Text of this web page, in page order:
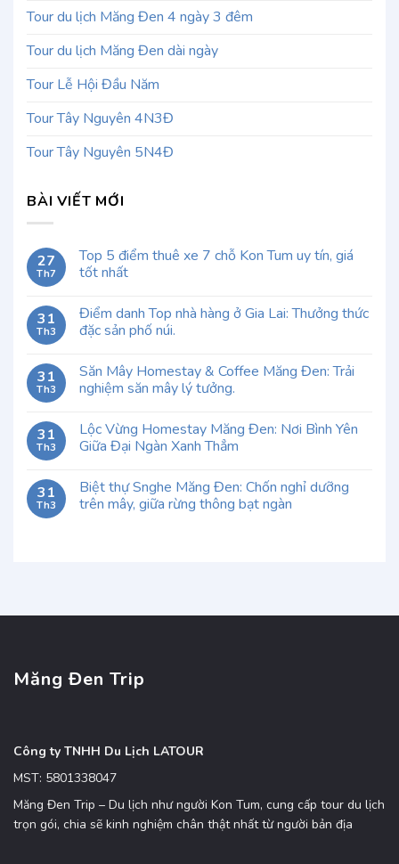
Tour du lịch Măng Đen 4 ngày 3 đêm
Tour du lịch Măng Đen dài ngày
Tour Lễ Hội Đầu Năm
Tour Tây Nguyên 4N3Đ
Tour Tây Nguyên 5N4Đ
BÀI VIẾT MỚI
27
Th7
Top 5 điểm thuê xe 7 chỗ Kon Tum uy tín, giá
tốt nhất
31
Th3
Điểm danh Top nhà hàng ở Gia Lai: Thưởng thức
đặc sản phố núi.
31
Th3
Săn Mây Homestay & Coffee Măng Đen: Trải
nghiệm săn mây lý tưởng.
31
Th3
Lộc Vừng Homestay Măng Đen: Nơi Bình Yên
Giữa Đại Ngàn Xanh Thẳm
31
Th3
Biệt thự Snghe Măng Đen: Chốn nghỉ dưỡng
trên mây, giữa rừng thông bạt ngàn
Măng Đen Trip
Công ty TNHH Du Lịch LATOUR
MST: 5801338047
Măng Đen Trip – Du lịch như người Kon Tum, cung cấp tour du lịch
trọn gói, chia sẽ kinh nghiệm chân thật nhất từ người bản địa